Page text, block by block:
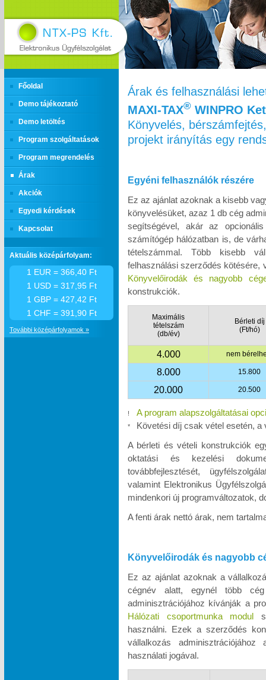
Főoldal
Demo tájékoztató
Demo letöltés
Program szolgáltatások
Program megrendelés
Árak
Akciók
Egyedi kérdések
Kapcsolat
Árak és felhasználási
MAXI‑TAX® WINPRO
Könyvelés,
projekt irányítás egy
Egyéni felhasználók részére
Ez az ajánlat azoknak a kisebb
könyvelésüket, azaz 1 db cég
segítségével, akár az
számítógép hálózatban is, de
tételszámmal. Több kisebb
felhasználási szerződés kötésére,
Könyvelőirodák és nagyobb
konstrukciók.
Maximális
tételszám
(db/év)
Bérleti díj
(Ft/hó)
4.000 nem
8.000 15.800
20.000 20.500
! A program alapszolgáltatásai
*
Követési díj csak vétel esetén, a
A bérleti és vételi konstrukciók
oktatási és kezelési
továbbfejlesztését,
valamint Elektronikus
mindenkori új programváltozatok,
A fenti árak nettó árak, nem
Könyvelőirodák és nagyobb
Ez az ajánlat azoknak a
cégnév alatt, egynél több
adminisztrációjához kívánják a
Hálózati csoportmunka modul
használni. Ezek a szerződés
vállalkozás
használati jogával.
Aktuális középárfolyam:
1 EUR = 366,40 Ft
1 USD = 317,95 Ft
1 GBP = 427,42 Ft
1 CHF = 391,90 Ft
További középárfolyamok »